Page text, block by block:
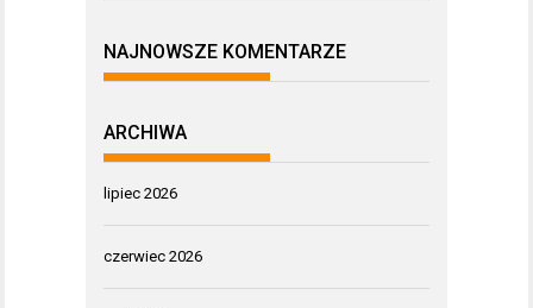
NAJNOWSZE KOMENTARZE
ARCHIWA
lipiec 2026
czerwiec 2026